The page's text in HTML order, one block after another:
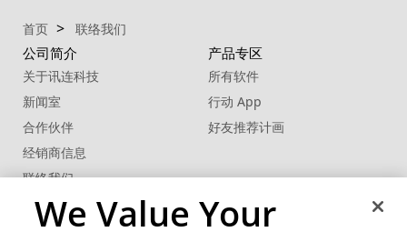
首页 联络我们
公司简介
关于讯连科技
新闻室
合作伙伴
经销商信息
联络我们
产品专区
所有软件
行动 App
好友推荐计画
商用解决方案 客户支持
We Value Your